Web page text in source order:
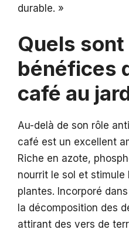
durable. »
Quels
bénéfices
café au
Au-delà de son rôle
café est un excellent
Riche en azote,
nourrit le sol et stimule
plantes. Incorporé
la décomposition des
attirant des vers de